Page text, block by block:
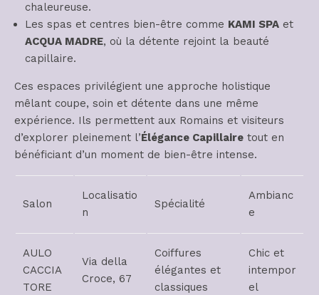
chaleureuse.
Les spas et centres bien-être comme KAMI SPA et
ACQUA MADRE, où la détente rejoint la beauté
capillaire.
Ces espaces privilégient une approche holistique
mêlant coupe, soin et détente dans une même
expérience. Ils permettent aux Romains et visiteurs
d’explorer pleinement l’Élégance Capillaire tout en
bénéficiant d’un moment de bien-être intense.
Salon
Localisatio
n
Spécialité
Ambianc
e
AULO
CACCIA
TORE
Via della
Croce, 67
Coiffures
élégantes et
classiques
Chic et
intempor
el